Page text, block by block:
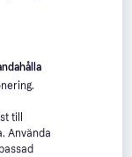
till
Använda